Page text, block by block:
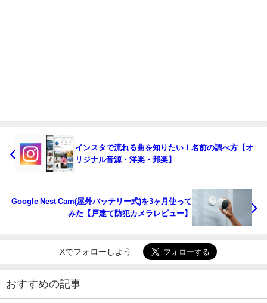
インスタで流れる曲を知りたい！名前の調べ方【オ
リジナル音源・洋楽・邦楽】
Google Nest Cam(屋外バッテリー式)を3ヶ月使って
みた【戸建て防犯カメラレビュー】
Xでフォローしよう
おすすめの記事